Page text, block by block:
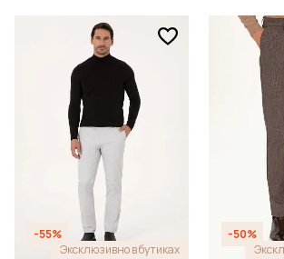
-55%
Эксклюзивно в бутиках
-50%